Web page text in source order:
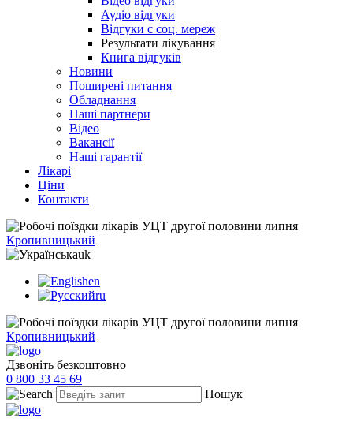
Аудіо відгуки
Відгуки с соц. мереж
Результати лікування
Книга відгуків
Новини
Поширені питання
Обладнання
Наші партнери
Відео
Вакансії
Наші гарантії
Лікарі
Ціни
Контакти
Кропивницький
uk
en
ru
Кропивницький
Дзвоніть безкоштовно
0 800 33 45 69
Пошук